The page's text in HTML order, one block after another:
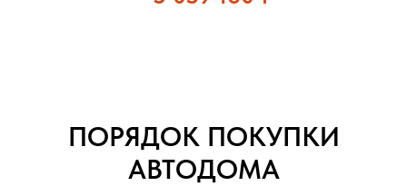
ПОРЯДОК ПОКУПКИ
АВТОДОМА